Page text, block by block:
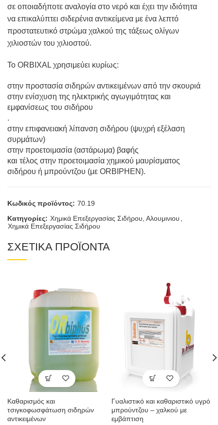
σε οποιαδήποτε αναλογία στο νερό και έχει την ιδιότητα
να επικαλύπτει σιδερένια αντικείμενα με ένα λεπτό
προστατευτικό στρώμα χαλκού της τάξεως ολίγων
χιλιοστών του χιλιοστού.
Το ORBIXAL χρησιμεύει κυρίως:
στην προστασία σιδηρών αντικειμένων από την σκουριά
στην ενίσχυση της ηλεκτρικής αγωγιμότητας και
εμφανίσεως του σιδήρου
.
στην επιφανειακή λίπανση σιδήρου (ψυχρή εξέλαση
συρμάτων)
στην προετοιμασία (αστάρωμα) βαφής
και τέλος στην προετοιμασία χημικού μαυρίσματος
σιδήρου ή μπρούντζου (με ORBIPHEN).
Κωδικός προϊόντος: 70.19
Κατηγορίες: Χημικά Επεξεργασίας Σιδήρου, Αλουμινιου
Χημικά Επεξεργασίας Σιδήρου
ΣΧΕΤΙΚΑ ΠΡΟΪΟΝΤΑ
Καθαρισμός και
τσιγκοφωσφάτωση σιδηρών
αντικειμένων
Γυαλιστικό και καθαριστικό υγρό
μπρούντζου – χαλκού με
εμβάπτιση